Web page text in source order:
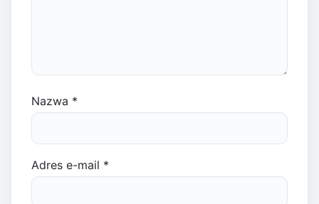
Nazwa *
Adres e-mail *